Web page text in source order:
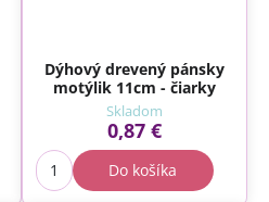
Dýhový drevený pánsky
motýlik 11cm - čiarky
Skladom
0,87 €
Do košíka